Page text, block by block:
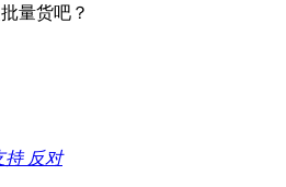
量货吧？
持 反对